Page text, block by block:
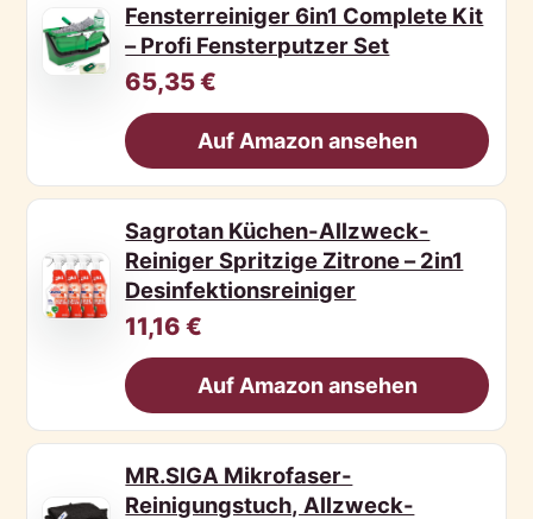
Fensterreiniger 6in1 Complete Kit
– Profi Fensterputzer Set
65,35 €
Auf Amazon ansehen
Sagrotan Küchen-Allzweck-
Reiniger Spritzige Zitrone – 2in1
Desinfektionsreiniger
11,16 €
Auf Amazon ansehen
MR.SIGA Mikrofaser-
Reinigungstuch, Allzweck-